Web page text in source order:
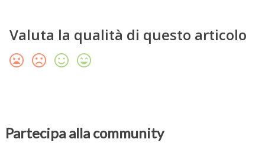
Valuta la qualità di questo articolo
Partecipa alla community